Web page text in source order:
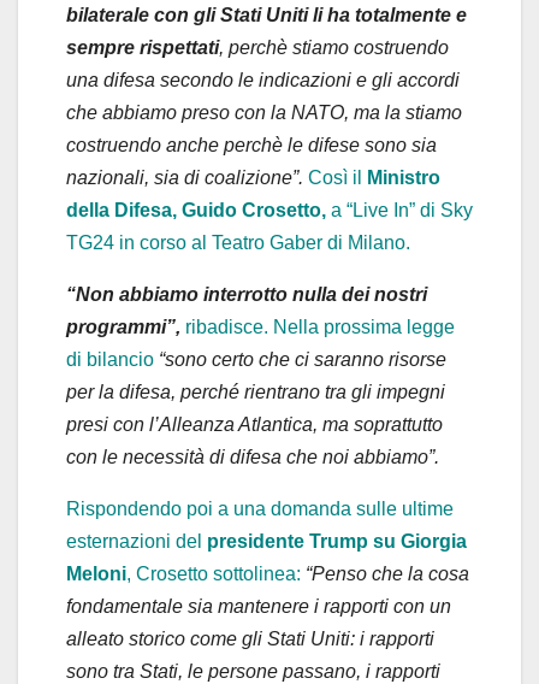
bilaterale con gli Stati Uniti li ha totalmente e
sempre rispettati, perchè stiamo costruendo
una difesa secondo le indicazioni e gli accordi
che abbiamo preso con la NATO, ma la stiamo
costruendo anche perchè le difese sono sia
nazionali, sia di coalizione”. Così il
Ministro
della Difesa, Guido Crosetto, a “Live In” di Sky
TG24 in corso al Teatro Gaber di Milano.
“Non abbiamo interrotto nulla dei nostri
programmi”, ribadisce. Nella prossima legge
di bilancio “sono certo che ci saranno risorse
per la difesa, perché rientrano tra gli impegni
presi con l’Alleanza Atlantica, ma soprattutto
con le necessità di difesa che noi abbiamo”.
Rispondendo poi a una domanda sulle ultime
esternazioni del presidente Trump su Giorgia
Meloni, Crosetto sottolinea: “Penso che la cosa
fondamentale sia mantenere i rapporti con un
alleato storico come gli Stati Uniti: i rapporti
sono tra Stati, le persone passano, i rapporti